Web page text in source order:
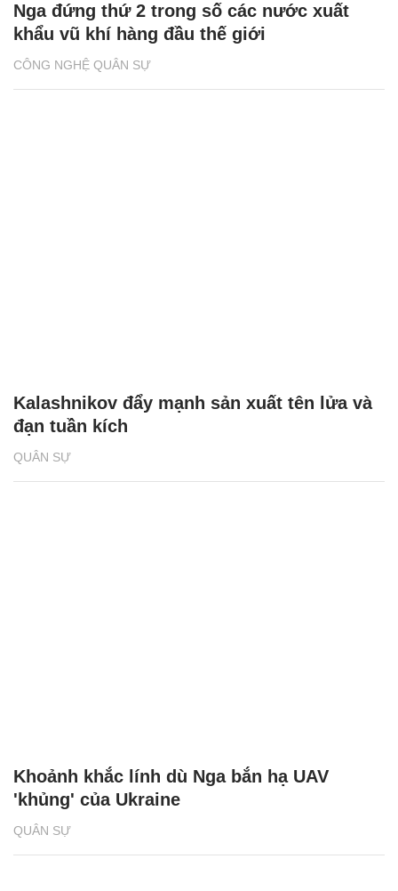
CÔNG NGHỆ QUÂN SỰ
Nga đứng thứ 2 trong số các nước xuất
khẩu vũ khí hàng đầu thế giới
QUÂN SỰ
Kalashnikov đẩy mạnh sản xuất tên lửa và
đạn tuần kích
QUÂN SỰ
Khoảnh khắc lính dù Nga bắn hạ UAV
'khủng' của Ukraine